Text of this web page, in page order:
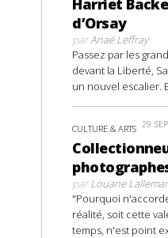
Harriet
d’Orsay
parAnaë Leffray
Passez par les
devant la Liberté,
un nouvel escalier.
CULTURE & ARTS 29
parLouane
"Pourquoi
réalité, soit cette
temps, n'est point